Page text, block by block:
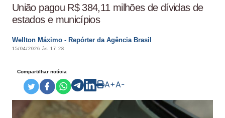
União pagou R$ 384,11 milhões de dívidas de
estados e municípios
Wellton Máximo - Repórter da Agência Brasil
15/04/2026 às 17:28
Compartilhar notícia
A+A-